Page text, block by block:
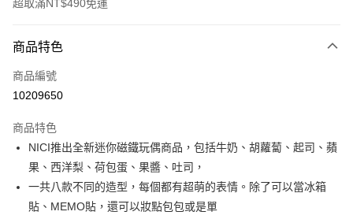
超取滿NT$490免運
信用卡一次付款
超商取貨付款
Apple Pay
街口支付
悠遊付
商品特色
商品編號
10209650
商品特色
NICI推出全新迷你磁鐵玩偶商品，包括牛奶、胡蘿蔔、起司、蘋
果、西洋梨、荷包蛋、果醬、吐司，
一共八款不同的造型，每個都有超萌的表情。除了可以當冰箱
貼、MEMO貼，還可以妝點包包或是單